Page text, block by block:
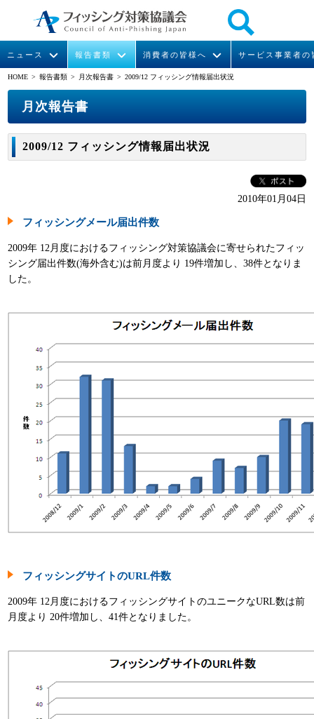
ニュース
イベント
報告書類
月次報告書
消費者の皆様へ
フィッシングの報告
マンガでわかるフィッシング詐欺対策 5ヶ条
サービス事業者の
STOP. THINK. CONNECT.
運営委員紹介
WG活動
メンバー
パンフレット
HOME > 報告書類 > 月次報告書 > 2009/12 フィッシング情報届出状況
月次報告書
2009/12 フィッシング情報届出状況
2010年01月04日
フィッシングメール届出件数
2009年 12月度におけるフィッシング対策協議会に寄せられたフィッ
シング届出件数(海外含む)は前月度より 19件増加し、38件となりま
した。
フィッシングサイトのURL件数
2009年 12月度におけるフィッシングサイトのユニークなURL数は前
月度より 20件増加し、41件となりました。